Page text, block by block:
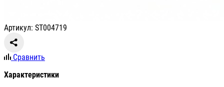
Артикул: ST004719
Сравнить
Характеристики